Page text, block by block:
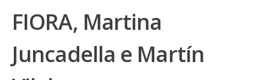
FIORA, Martina
Juncadella e Martín